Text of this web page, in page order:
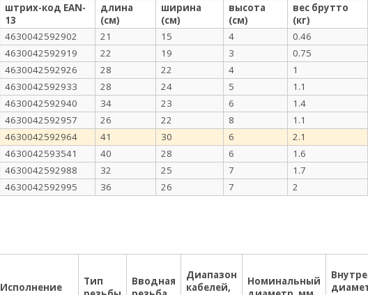
штрих-код EAN-
13
длина
(см)
ширина
(см)
высота
(см)
вес брутто
(кг)
4630042592902 21 15 4 0.46
4630042592919 22 19 3 0.75
4630042592926 28 22 4 1
4630042592933 28 24 5 1.1
4630042592940 34 23 6 1.4
4630042592957 26 22 8 1.1
4630042592964 41 30 6 2.1
4630042593541 40 28 6 1.6
4630042592988 32 25 7 1.7
4630042592995 36 26 7 2
Исполнение
Тип
Вводная
Диапазон
кабелей,
Номинальный